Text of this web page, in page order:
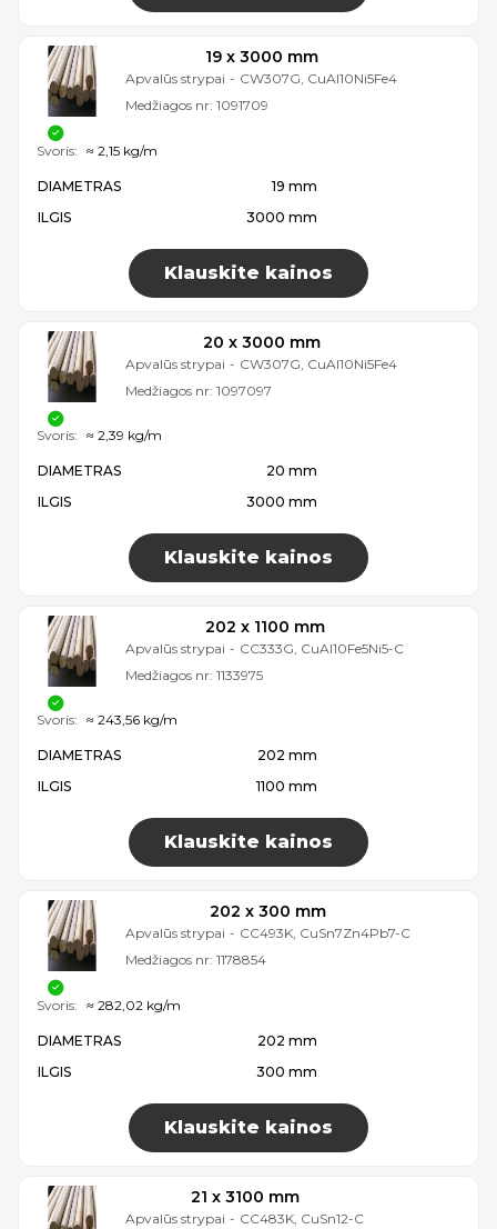
19 x 3000 mm
Apvalūs strypai - CW307G, CuAl10Ni5Fe4
Medžiagos nr: 1091709
DIAMETRAS
19 mm
ILGIS
3000 mm
Klauskite kainos
Svoris: ≈ 2,15 kg/m
20 x 3000 mm
Apvalūs strypai - CW307G, CuAl10Ni5Fe4
Medžiagos nr: 1097097
DIAMETRAS
20 mm
ILGIS
3000 mm
Klauskite kainos
Svoris: ≈ 2,39 kg/m
202 x 1100 mm
Apvalūs strypai - CC333G, CuAl10Fe5Ni5-C
Medžiagos nr: 1133975
DIAMETRAS
202 mm
ILGIS
1100 mm
Klauskite kainos
Svoris: ≈ 243,56 kg/m
202 x 300 mm
Apvalūs strypai - CC493K, CuSn7Zn4Pb7-C
Medžiagos nr: 1178854
DIAMETRAS
202 mm
ILGIS
300 mm
Klauskite kainos
Svoris: ≈ 282,02 kg/m
21 x 3100 mm
Apvalūs strypai - CC483K, CuSn12-C